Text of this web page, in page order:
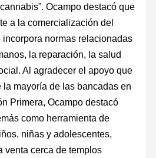
Ocampo destacó que
a la comercialización del
normas relacionadas
la reparación, la salud
Al agradecer el apoyo que
mayoría de las bancadas en
Primera, Ocampo destacó
como herramienta de
niñas y adolescentes,
venta cerca de templos